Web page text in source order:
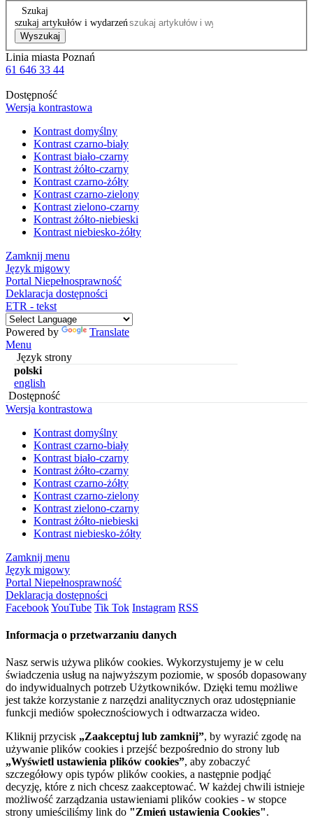
Szukaj
szukaj artykułów i wydarzeń
Wyszukaj
Linia miasta Poznań
61 646 33 44
Dostępność
Wersja kontrastowa
Kontrast domyślny
Kontrast czarno-biały
Kontrast biało-czarny
Kontrast żółto-czarny
Kontrast czarno-żółty
Kontrast czarno-zielony
Kontrast zielono-czarny
Kontrast żółto-niebieski
Kontrast niebiesko-żółty
Zamknij menu
Język migowy
Portal Niepełnosprawność
Deklaracja dostępności
ETR - tekst
Powered by
Translate
Menu
Język strony
polski
english
Dostępność
Wersja kontrastowa
Kontrast domyślny
Kontrast czarno-biały
Kontrast biało-czarny
Kontrast żółto-czarny
Kontrast czarno-żółty
Kontrast czarno-zielony
Kontrast zielono-czarny
Kontrast żółto-niebieski
Kontrast niebiesko-żółty
Zamknij menu
Język migowy
Portal Niepełnosprawność
Deklaracja dostępności
FacebookYouTube Tik Tok Instagram RSS
Informacja o przetwarzaniu danych
Nasz serwis używa plików cookies. Wykorzystujemy je w celu
świadczenia usług na najwyższym poziomie, w sposób dopasowany
do indywidualnych potrzeb Użytkowników. Dzięki temu możliwe
jest także korzystanie z narzędzi analitycznych oraz udostępnianie
funkcji mediów społecznościowych i odtwarzacza wideo.
Kliknij przycisk „Zaakceptuj lub zamknij”, by wyrazić zgodę na
używanie plików cookies i przejść bezpośrednio do strony lub
„Wyświetl ustawienia plików cookies”, aby zobaczyć
szczegółowy opis typów plików cookies, a następnie podjąć
decyzję, które z nich chcesz zaakceptować. W każdej chwili istnieje
możliwość zarządzania ustawieniami plików cookies - w stopce
strony umieściliśmy link do "Zmień ustawienia Cookies".